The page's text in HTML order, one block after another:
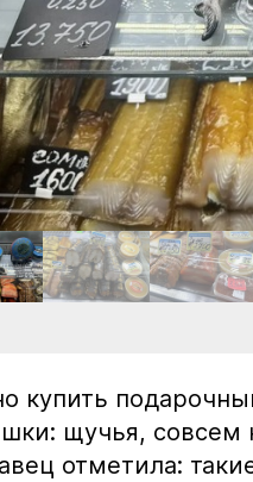
купить
щучья, совсем
отметила: